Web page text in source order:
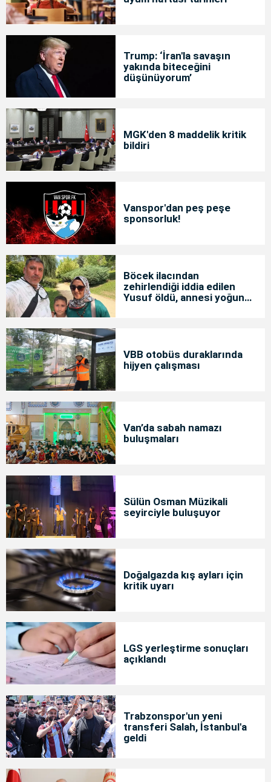
Trump: ‘İran'la savaşın
yakında biteceğini
düşünüyorum’
MGK'den 8 maddelik kritik
bildiri
Vanspor'dan peş peşe
sponsorluk!
Böcek ilacından
zehirlendiği iddia edilen
Yusuf öldü, annesi yoğun
VBB otobüs duraklarında
hijyen çalışması
Van’da sabah namazı
buluşmaları
Sülün Osman Müzikali
seyirciyle buluşuyor
Doğalgazda kış ayları için
kritik uyarı
LGS yerleştirme sonuçları
açıklandı
Trabzonspor'un yeni
transferi Salah, İstanbul'a
geldi